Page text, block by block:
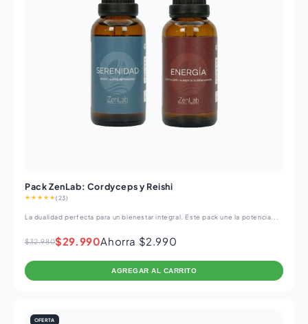
Pack ZenLab: Cordyceps y Reishi
★★★★★(23)
La dualidad perfecta para un bienestar integral. Este pack une la potencia...
$32.980$29.990Ahorra $2.990
AGREGAR AL CARRITO
OFERTA